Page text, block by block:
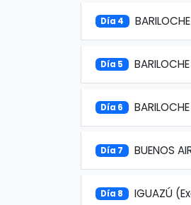
Día 4
Día 5 BARILOCHE
Día 6
Día 7 BUENOS
Día 8 IGUAZÚ